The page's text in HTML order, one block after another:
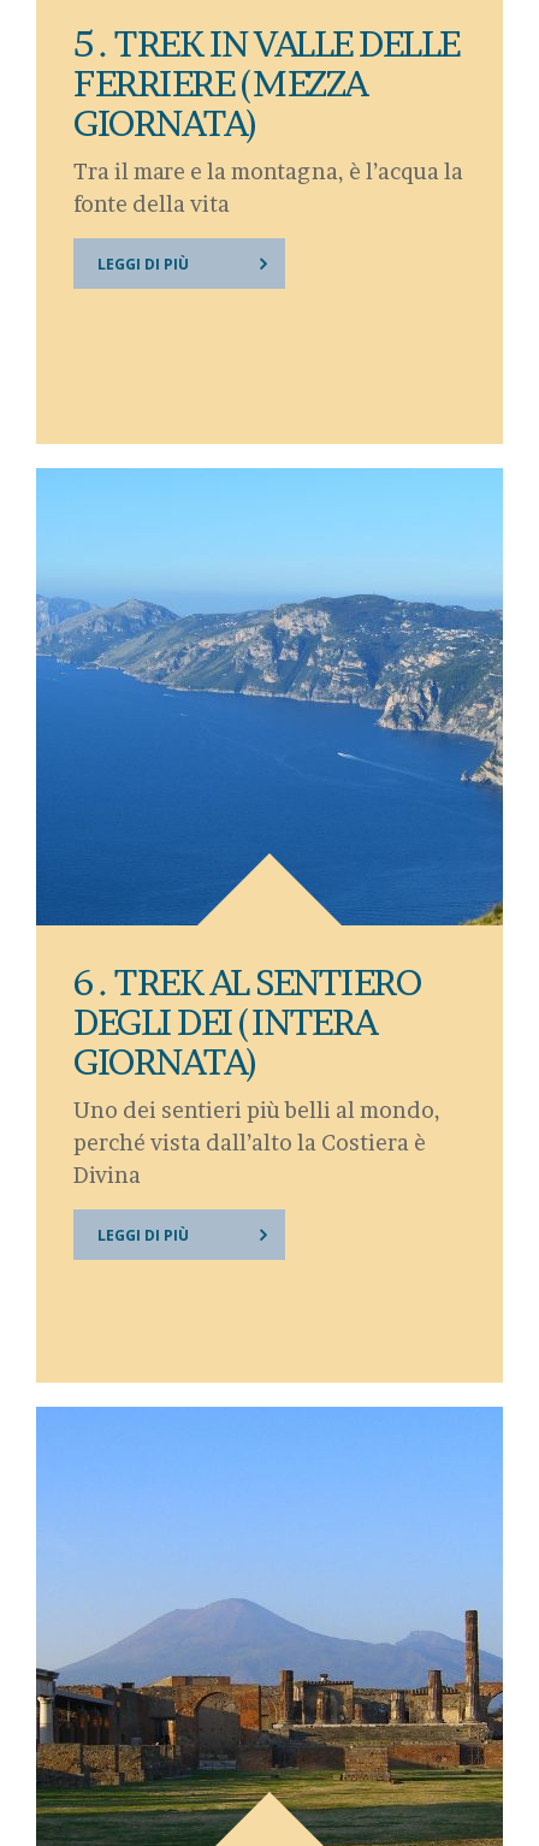
5 . TREK IN VALLE DELLE
FERRIERE (MEZZA
GIORNATA)
Tra il mare e la montagna, è l’acqua la
fonte della vita
LEGGI DI PIÙ
6 . TREK AL SENTIERO
DEGLI DEI (INTERA
GIORNATA)
Uno dei sentieri più belli al mondo,
perché vista dall’alto la Costiera è
Divina
LEGGI DI PIÙ